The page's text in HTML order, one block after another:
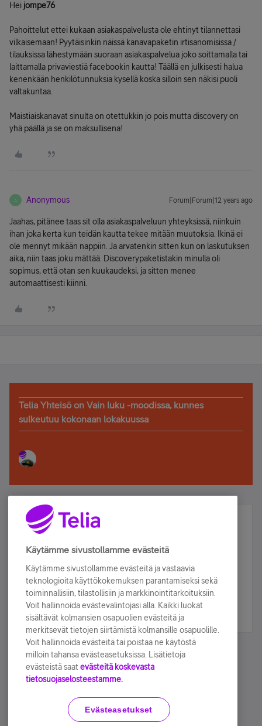
Hei jompe76
Pahoittelut ettei kukaan asiakaspalvelusta ole ehtinyt tilannettasi
vilkaisemaan! Pyytäisinkin näissä kanavapaketin irtisanomisissa /
tilauksissa lähestymään suoraan asiakaspalvelua joko soittamalla tai
laittamalla privaviestiä facebookin kautta! Täällä en julkisesti halua
kenenkään henkilötunnuksia kysellä koska silloin sen näkisi puoli
valtakuntaa.
Maistiaiskanavat sinulta on otettukkin jo pois mutta discovery on
yhä päällä ja se on maksullisena!
A Anonymous Forum|Forum|12 years ago
Jaahas, pitänee taas sit olla asiakaspalveluun yhteyksissä, niinkuin
ihan joka kerta kun teidän kautta tekee mitään muutoksia. Ikinä ei
ole mennyt mikään nappiin. Ja arvatenkin sitten kun on laskutuksen
aika, niin taas joku mättää. Discoverypaketistakin minulla oli
sopimus, että otan sen kuukaudeksi, ja sitten menee
automaattisesti kiinni.
Telia Yhteisö on Vain luku -moodissa, kunnes
sulkeutuu kokonaan lokakuussa
Älä jää paitsi – osallistu ja voita!
Tilaa Telian uutiskirje ja olet mukana arvonnassa.
sähköpostiisi.
Tilaa nyt
Käyttöehdot Accessibility statement
Käytämme sivustollamme evästeitä
Käytämme sivustollamme evästeitä ja vastaavia
teknologioita käyttökokemuksen parantamiseksi sekä
toiminnallisiin, tilastollisiin ja markkinointitarkoituksiin.
Voit hallinnoida evästevalintojasi alla. Kaikki luokat
sisältävät kolmansien osapuolien evästeitä ja
merkitsevät tietojen siirtämistä kolmansille osapuolille.
Voit hallinnoida evästeitä tai poistaa ne käytöstä
milloin tahansa evästeasetuksissa. Lisätietoja
evästeistä saat evästeitä koskevasta
tietosuojaselosteestamme.
Evästeasetukset